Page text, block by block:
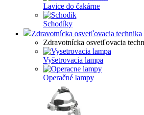
Lavice do čakárne
Schodíky
Zdravotnícka osvetľovacia technika
Zdravotnícka osvetľovacia
Vyšetrovacia lampa
Operačné lampy